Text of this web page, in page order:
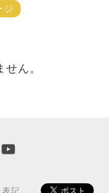
ジ
ん。
記